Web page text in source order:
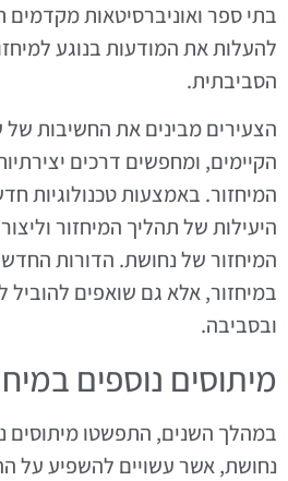
בתי ספר ואוניברסיטאות מקדמים
להעלות את המודעות בנוגע
הסביבתית.
הצעירים מבינים את החשיבות
הקיימים, ומחפשים דרכים
המיחזור. באמצעות טכנולוגיות
היעילות של תהליך המיחזור
המיחזור של נחושת. הדורות
במיחזור, אלא גם שואפים להוביל
ובסביבה.
מיתוסים נוספים
במהלך השנים, התפשטו מיתוסים
נחושת, אשר עשויים להשפיע על